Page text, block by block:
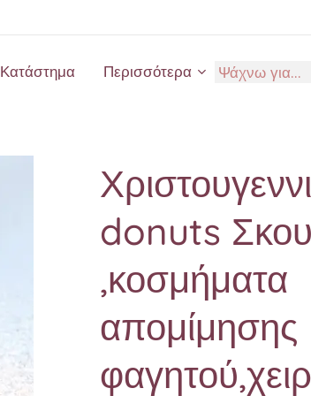
Κατάστημα Περισσότερα
donuts
,κοσμήματα
απομίμησης